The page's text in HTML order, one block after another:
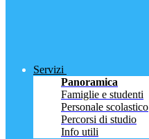
Servizi
Panoramica
Famiglie e studenti
Personale scolastico
Percorsi di studio
Info utili